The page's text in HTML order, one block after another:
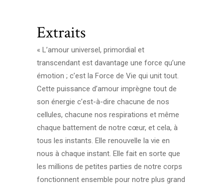
Extraits
« L’amour universel, primordial et
transcendant est davantage une force qu’une
émotion ; c’est la Force de Vie qui unit tout.
Cette puissance d’amour imprègne tout de
son énergie c’est-à-dire chacune de nos
cellules, chacune nos respirations et même
chaque battement de notre cœur, et cela, à
tous les instants. Elle renouvelle la vie en
nous à chaque instant. Elle fait en sorte que
les millions de petites parties de notre corps
fonctionnent ensemble pour notre plus grand